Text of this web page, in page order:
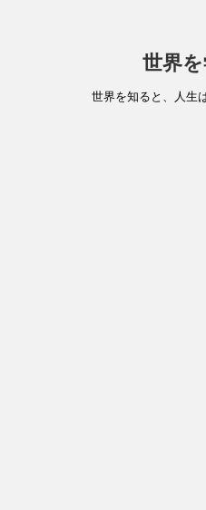
世界
世界を知ると、人生